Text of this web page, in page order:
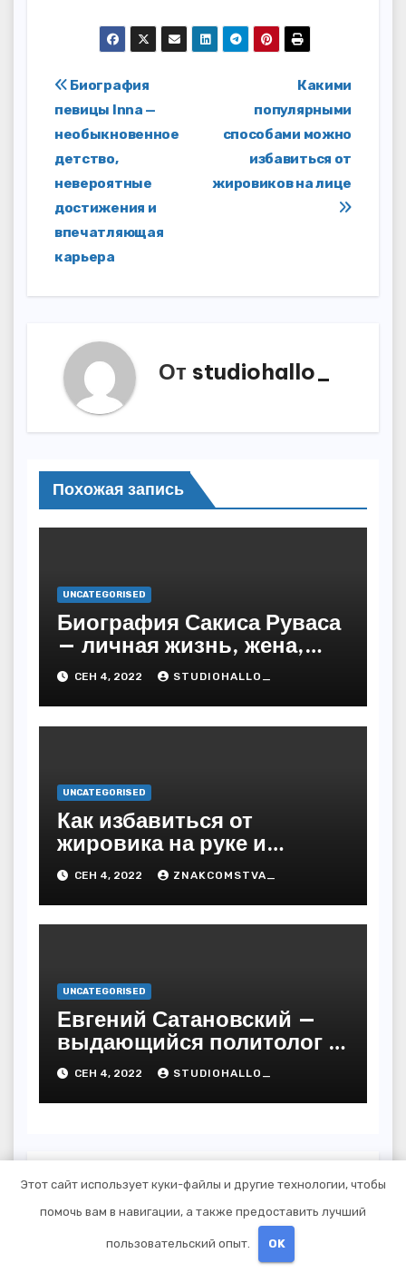
Навигация
по
записям
Какими
популярными
способами можно
избавиться от
жировиков на лице
Биография
певицы Inna —
необыкновенное
детство,
невероятные
достижения и
впечатляющая
карьера
От studiohallo_
Похожая запись
UNCATEGORISED
Биография Сакиса Руваса
— личная жизнь, жена,
дети. Главные моменты в
жизни и карьере
греческого певца
СЕН 4, 2022 STUDIOHALLO_
UNCATEGORISED
Как избавиться от
жировика на руке и
предупредить
последствия
СЕН 4, 2022 ZNAKCOMSTVA_
UNCATEGORISED
Евгений Сатановский —
выдающийся политолог и
публицист с бесподобной
биографией и
многочисленными
СЕН 4, 2022 STUDIOHALLO_
Добавить комментарий
Для отправки комментария вам
Этот сайт использует куки-файлы и другие технологии, чтобы
помочь вам в навигации, а также предоставить лучший
пользовательский опыт. OK